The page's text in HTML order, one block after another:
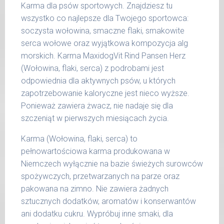
26 -
35 kg
800 g
36 -
50 kg
1000 g
51 -
1200 g
Podane liczby są wartościami orientacyjnymi.
Indywidualne potrzeby zależne są od rasy,
aktywności, warunków hodowli oraz innych
czynników.
Waga netto/Nr art.: 200 g/1004 | 400
g/1020 | 800 g/1028
Karma dla psów sportowych. Znajdziesz tu
wszystko co najlepsze dla Twojego sportowca:
soczysta wołowina, smaczne flaki, smakowite
serca wołowe oraz wyjątkowa kompozycja alg
morskich. Karma MaxidogVit Rind Pansen Herz
(Wołowina, flaki, serca) z podrobami jest
odpowiednia dla aktywnych psów, u których
zapotrzebowanie kaloryczne jest nieco wyższe.
Ponieważ zawiera żwacz, nie nadaje się dla
szczeniąt w pierwszych miesiącach życia.
Karma (Wołowina, flaki, serca) to
pełnowartościowa karma produkowana w
Niemczech wyłącznie na bazie świeżych surowców
spożywczych, przetwarzanych na parze oraz
pakowana na zimno. Nie zawiera żadnych
sztucznych dodatków, aromatów i konserwantów
ani dodatku cukru. Wypróbuj inne smaki, dla